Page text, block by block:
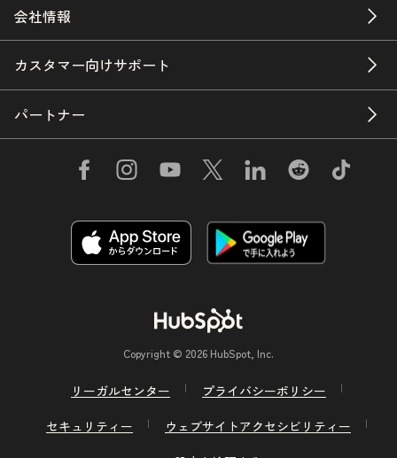
会社情報
カスタマー向けサポート
パートナー
Copyright © 2026 HubSpot, Inc.
リーガルセンター
プライバシーポリシー
セキュリティー
ウェブサイトアクセシビリティー